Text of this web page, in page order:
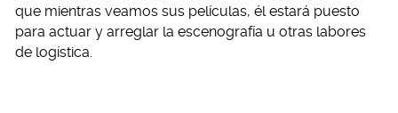
que mientras veamos sus películas, él estará puesto
para actuar y arreglar la escenografía u otras labores
de logística.